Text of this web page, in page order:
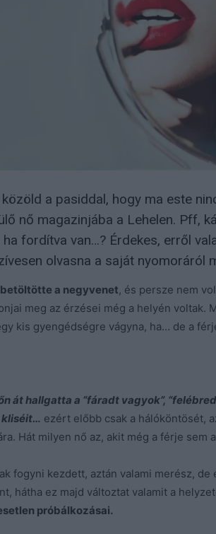
közöld a pasiddal, hogy ma este
nő magazinjába a Lehelen. Pff,
ha fordítva van…? Érdekes, erről
olvasna a saját
betöltötte a negyvenet, és persze nem
meg az érzései még a helyén voltak.
kis gyengédségre vágyna, ha… de a
át hallgatta a “fáradt vagyok”,
kliséit… ezért előbb csak a hálóköntösét,
Hát milyen nő az, akit még a férje sem
fogyni kezdett, aztán valami merész,
hátha ez majd változtat valamit a
próbálkozásai.